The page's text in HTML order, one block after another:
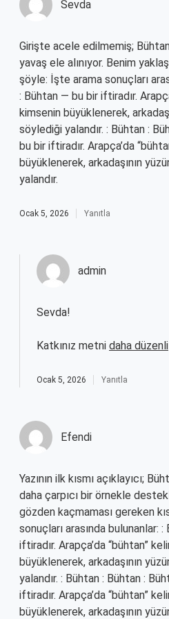
Sevda
Girişte acele edilmemiş;
yavaş ele alınıyor. Benim
şöyle: İşte arama sonuçları
: Bühtan — bu bir iftiradır.
kimsenin büyüklenerek,
söylediği yalandır. : Bühtan :
bu bir iftiradır. Arapça’da
büyüklenerek, arkadaşının
yalandır.
Ocak 5, 2026 Yanıtla
admin
Sevda!
Katkınız metni daha düzenli
Ocak 5, 2026 Yanıtla
Efendi
Yazının ilk kısmı açıklayıcı;
daha çarpıcı bir örnekle
gözden kaçmaması gereken
sonuçları arasında bulunanlar:
iftiradır. Arapça’da “bühtan”
büyüklenerek, arkadaşının
yalandır. : Bühtan : Bühtan :
iftiradır. Arapça’da “bühtan”
büyüklenerek, arkadaşının